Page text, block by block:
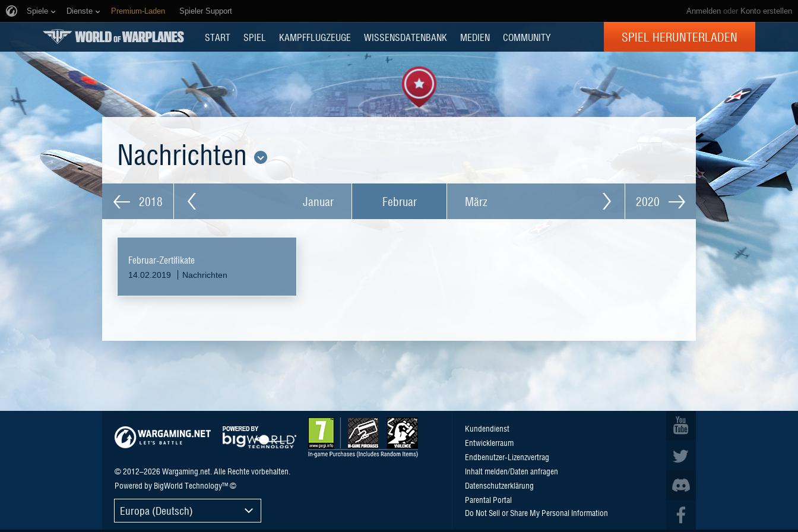
Anmelden oder Konto erstellen
Spiele Dienste Premium-Laden Spieler Support
START SPIEL KAMPFFLUGZEUGE WISSENSDATENBANK MEDIEN COMMUNITY SPIEL HERUNTERLADEN
Nachrichten
2018 Januar Februar März 2020
Februar-Zertifikate
14.02.2019 Nachrichten
© 2012–2026 Wargaming.net. Alle Rechte vorbehalten.
Powered by BigWorld Technology™ ©
Europa (Deutsch)
Kundendienst
Entwicklerraum
Endbenutzer-Lizenzvertrag
Inhalt melden/Daten anfragen
Datenschutzerklärung
Parental Portal
Do Not Sell or Share My Personal Information